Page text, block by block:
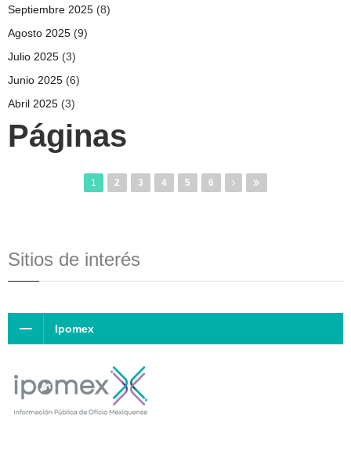
Septiembre 2025 (8)
Agosto 2025 (9)
Julio 2025 (3)
Junio 2025 (6)
Abril 2025 (3)
Páginas
1 2 3 4 5 6
Sitios de interés
Ipomex